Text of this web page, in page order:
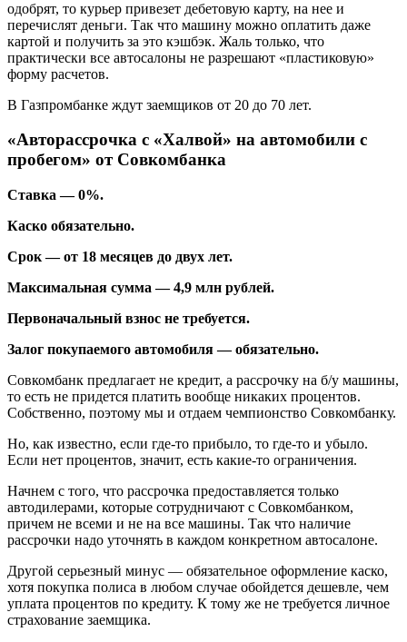
одобрят, то курьер привезет дебетовую карту, на нее и
перечислят деньги. Так что машину можно оплатить даже
картой и получить за это кэшбэк. Жаль только, что
практически все автосалоны не разрешают «пластиковую»
форму расчетов.
В Газпромбанке ждут заемщиков от 20 до 70 лет.
«Авторассрочка с «Халвой» на автомобили с
пробегом» от Совкомбанка
Ставка — 0%.
Каско обязательно.
Срок — от 18 месяцев до двух лет.
Максимальная сумма — 4,9 млн рублей.
Первоначальный взнос не требуется.
Залог покупаемого автомобиля — обязательно.
Совкомбанк предлагает не кредит, а рассрочку на б/у машины,
то есть не придется платить вообще никаких процентов.
Собственно, поэтому мы и отдаем чемпионство Совкомбанку.
Но, как известно, если где-то прибыло, то где-то и убыло.
Если нет процентов, значит, есть какие-то ограничения.
Начнем с того, что рассрочка предоставляется только
автодилерами, которые сотрудничают с Совкомбанком,
причем не всеми и не на все машины. Так что наличие
рассрочки надо уточнять в каждом конкретном автосалоне.
Другой серьезный минус — обязательное оформление каско,
хотя покупка полиса в любом случае обойдется дешевле, чем
уплата процентов по кредиту. К тому же не требуется личное
страхование заемщика.